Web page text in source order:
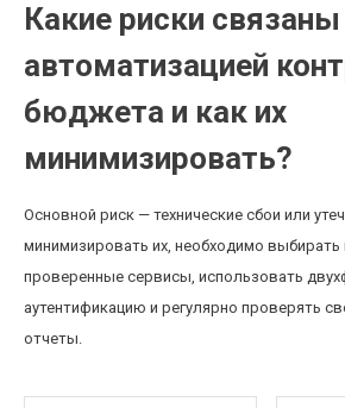
Какие риски связаны
автоматизацией
бюджета и как их
минимизировать?
Основной риск — технические сбои или
минимизировать их, необходимо
проверенные сервисы, использовать
аутентификацию и регулярно проверять
отчеты.